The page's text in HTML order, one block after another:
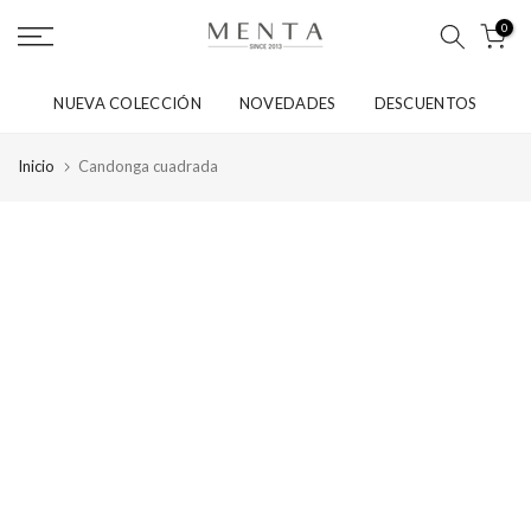
saltar
al
0
NUEVA COLECCIÓN NOVEDADES DESCUENTOS
Inicio Candonga cuadrada